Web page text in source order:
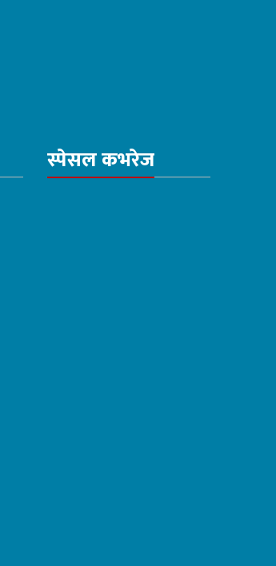
स्पेसल कभरेज